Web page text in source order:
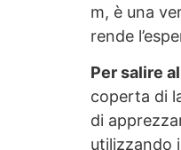
m, è una
rende
Per salire
coperta di
di
utilizzando